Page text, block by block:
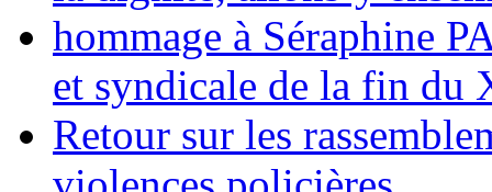
hommage à Séraphine
et syndicale de la fin du
Retour sur les